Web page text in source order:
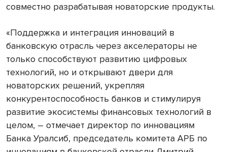
совместно разрабатывая новаторские продукты.
«Поддержка и интеграция инноваций в
банковскую отрасль через акселераторы не
только способствуют развитию цифровых
технологий, но и открывают двери для
новаторских решений, укрепляя
конкурентоспособность банков и стимулируя
развитие экосистемы финансовых технологий в
целом, – отмечает директор по инновациям
Банка Уралсиб, председатель комитета АРБ по